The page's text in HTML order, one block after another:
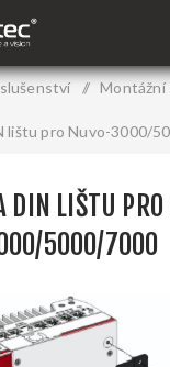
/ Montážní
lištu pro Nuvo-3000/
DIN LIŠTU
5000/7000